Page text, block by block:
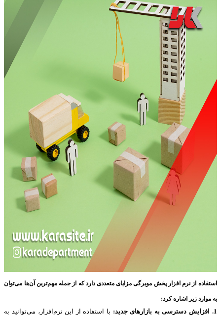
استفاده از نرم‌ افزار پخش مویرگی مزایای متعددی دارد که از جمله مهم‌ترین آن‌ها می‌توان
به موارد زیر اشاره کرد:
1. افزایش دسترسی به بازارهای جدید:
با استفاده از این نرم‌افزار، می‌توانید به